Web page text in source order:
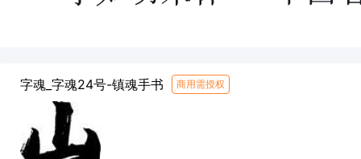
字魂_字魂24号-镇魂手书 商用需授权